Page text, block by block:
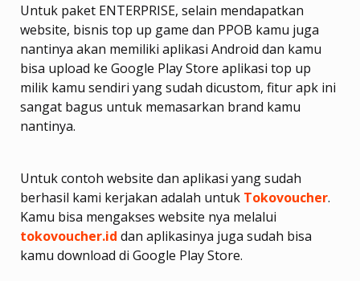
Untuk paket ENTERPRISE, selain mendapatkan
website, bisnis top up game dan PPOB kamu juga
nantinya akan memiliki aplikasi Android dan kamu
bisa upload ke Google Play Store aplikasi top up
milik kamu sendiri yang sudah dicustom, fitur apk ini
sangat bagus untuk memasarkan brand kamu
nantinya.
Untuk contoh website dan aplikasi yang sudah
berhasil kami kerjakan adalah untuk Tokovoucher.
Kamu bisa mengakses website nya melalui
tokovoucher.id dan aplikasinya juga sudah bisa
kamu download di Google Play Store.